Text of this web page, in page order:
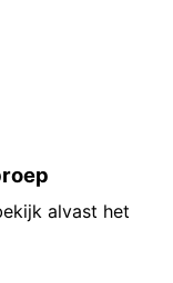
alvast het